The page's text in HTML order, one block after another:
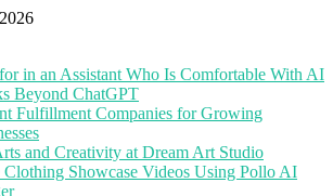
in an Assistant Who Is Comfortable With AI
Beyond ChatGPT
Fulfillment Companies for Growing
and Creativity at Dream Art Studio
Showcase Videos Using Pollo AI